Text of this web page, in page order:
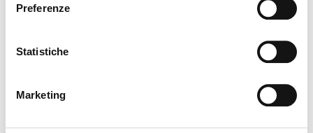
Preferenze
Statistiche
Marketing